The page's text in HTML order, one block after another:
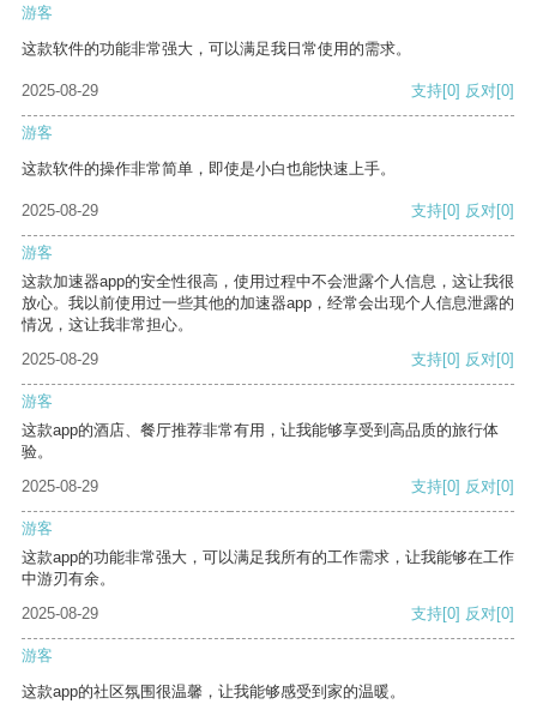
游客
这款软件的功能非常强大，可以满足我日常使用的需求。
2025-08-29 支持[0] 反对[0]
游客
这款软件的操作非常简单，即使是小白也能快速上手。
2025-08-29 支持[0] 反对[0]
游客
这款加速器app的安全性很高，使用过程中不会泄露个人信息，这让我很
放心。我以前使用过一些其他的加速器app，经常会出现个人信息泄露的
情况，这让我非常担心。
2025-08-29
支持[0] 反对[0]
游客
这款app的酒店、餐厅推荐非常有用，让我能够享受到高品质的旅行体
验。
2025-08-29
支持[0] 反对[0]
游客
这款app的功能非常强大，可以满足我所有的工作需求，让我能够在工作
中游刃有余。
2025-08-29
支持[0] 反对[0]
游客
这款app的社区氛围很温馨，让我能够感受到家的温暖。